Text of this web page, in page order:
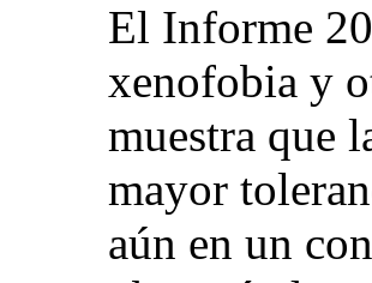
El Informe
xenofobia y
muestra que
mayor
aún en un